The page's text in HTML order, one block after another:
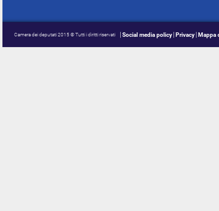
Camera dei deputati 2015 © Tutti i diritti riservati Social media policy Privacy Mappa